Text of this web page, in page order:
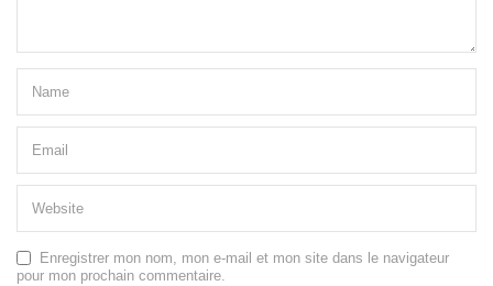
Enregistrer mon nom, mon e-mail et mon site dans le navigateur
pour mon prochain commentaire.